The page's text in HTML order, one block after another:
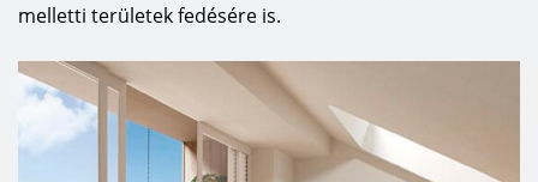
melletti területek fedésére is.